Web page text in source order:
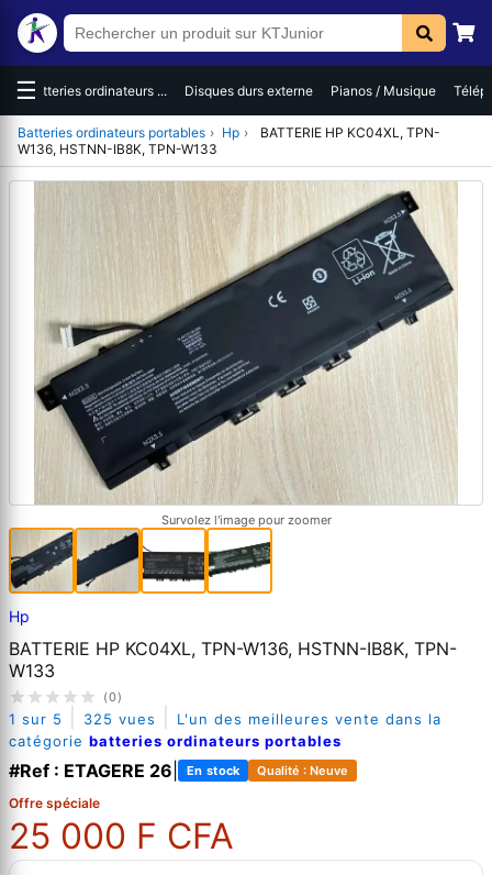
☰Batteries ordinateurs ... Disques durs externe Pianos / Musique
Batteries ordinateurs portables › Hp ›
BATTERIE HP KC04XL, TPN-
W136, HSTNN-IB8K, TPN-W133
Survolez l'image pour zoomer
Hp
BATTERIE HP KC04XL, TPN-W136, HSTNN-IB8K, TPN-
W133
(0)
1 sur 5 325 vues
L'un des meilleures vente dans la
catégorie batteries ordinateurs portables
#Ref : ETAGERE 26 En stock Qualité : Neuve
Offre spéciale
25 000 F CFA